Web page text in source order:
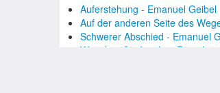
Auferstehung - Emanuel Geibel
Auf der anderen Seite des
Schwerer Abschied - Emanuel
Was dann? - Joachim Ringelnatz